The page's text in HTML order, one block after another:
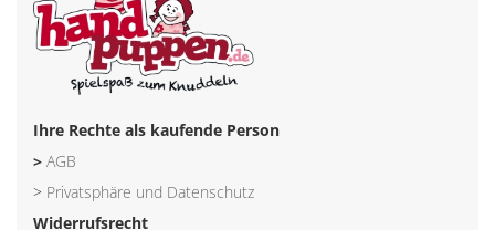
Ihre Rechte als kaufende Person
> AGB
> Privatsphäre und Datenschutz
Widerrufsrecht